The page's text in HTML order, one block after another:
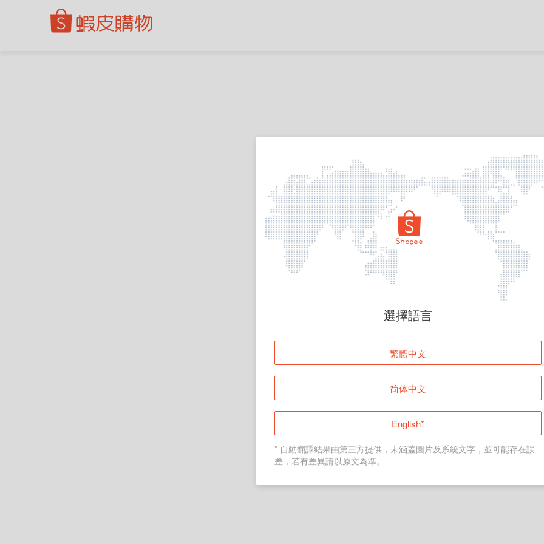
頁面無法顯示
登入
返回首頁
選擇語言
繁體中文
简体中文
English*
* 自動翻譯結果由第三方提供，未涵蓋圖片及系統文字，並可能存在誤
差，若有差異請以原文為準。